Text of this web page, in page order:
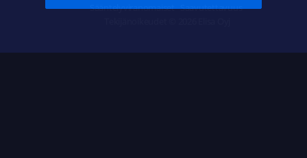
Sääntelyviranomaiset Saavutettavuus